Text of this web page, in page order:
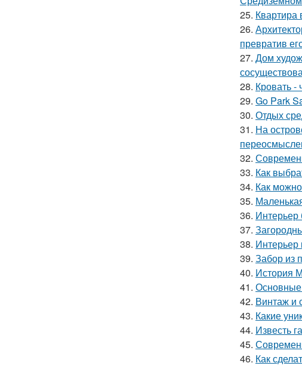
25. Квартира
26.
превратив
27. Дом
28. Кровать -
29. Go Park
30. Отдых
31. На
32.
33. Как
34. Как
35.
36. Интерьер
37.
38. Интерьер
39. Забор из
40. История
41. Основные
42. Винтаж и
43. Какие
44. Известь
45.
46. Как